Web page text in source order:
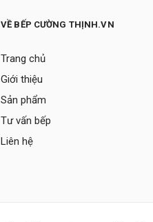
VỀ BẾP CƯỜNG THỊNH.VN
Trang chủ
Giới thiệu
Sản phẩm
Tư vấn bếp
Liên hệ